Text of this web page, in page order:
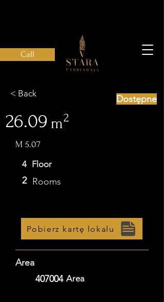
Call
< Back
26.09 m
M 5.07
4 Floor
2 Rooms
Pobierz kartę lokalu
Area
407004 Area
Dostępne
2